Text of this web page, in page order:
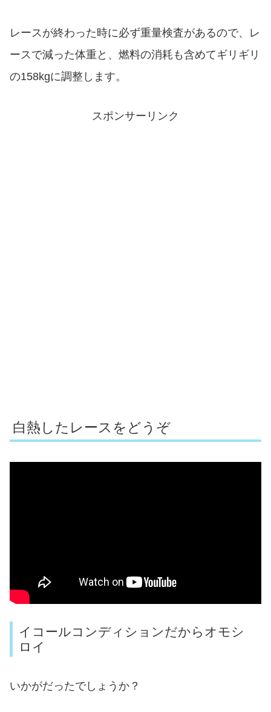
レースが終わった時に必ず重量検査があるので、レ
ースで減った体重と、燃料の消耗も含めてギリギリ
の158kgに調整します。
スポンサーリンク
白熱したレースをどうぞ
イコールコンディションだからオモシ
ロイ
いかがだったでしょうか？